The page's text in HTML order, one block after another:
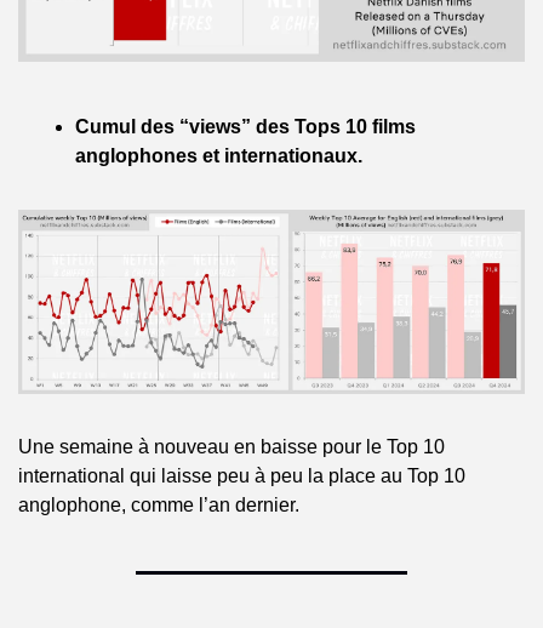
Cumul des “views” des Tops 10 films
anglophones et internationaux.
Une semaine à nouveau en baisse pour le Top 10
international qui laisse peu à peu la place au Top 10
anglophone, comme l’an dernier.